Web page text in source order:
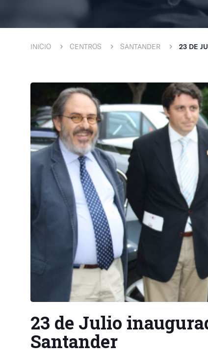
INICIO CENTROS SANTANDER 23 DE
23 de Julio
Santander